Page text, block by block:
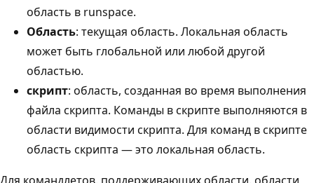
область в runspace.
Область: текущая область. Локальная область
может быть глобальной или любой другой
областью.
скрипт: область, созданная во время выполнения
файла скрипта. Команды в скрипте выполняются в
области видимости скрипта. Для команд в скрипте
область скрипта — это локальная область.
Для командлетов, поддерживающих области, области